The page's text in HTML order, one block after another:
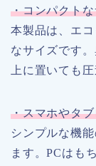
・コンパクト
本製品は、エ
なサイズです
上に置いても
・スマホやタ
シンプルな機
ます。PCはも